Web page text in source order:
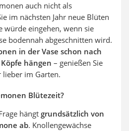
auch nicht als
im nächsten Jahr neue Blüten
würde eingehen, wenn sie
bodennah abgeschnitten wird.
in der Vase schon nach
hängen – genießen Sie
lieber im Garten.
Blütezeit?
hängt grundsätzlich von
ab. Knollengewächse